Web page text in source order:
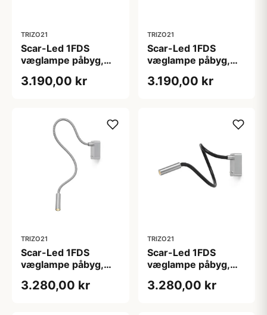
TRIZO21
Scar-Led 1FDS
væglampe påbyg,
3.190,00 kr
TRIZO21
Scar-Led 1FDS
væglampe påbyg,
3.190,00 kr
TRIZO21
Scar-Led 1FDS
væglampe påbyg,
3.280,00 kr
TRIZO21
Scar-Led 1FDS
væglampe påbyg,
3.280,00 kr